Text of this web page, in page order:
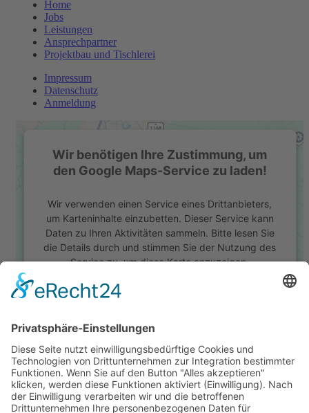
Home
Jobs
Leistungen
Ansprechpartner
Projektbau und Tischlerei
Impressum
Datenschutz
Anmeldung
Wir benötigen Ihre Zustimmung, um
den Google Maps-Service zu laden!
Wir verwenden einen Service eines Drittanbieters,
um Karteninhalte einzubetten. Dieser Service kann
Daten zu Ihren Aktivitäten sammeln. Bitte lesen Sie
die Details durch und stimmen Sie der Nutzung des
Service zu, um diese Karte anzuzeigen.
Mehr Informationen
Akzeptieren
powered byUsercentrics Consent Management
Platform&eRecht24